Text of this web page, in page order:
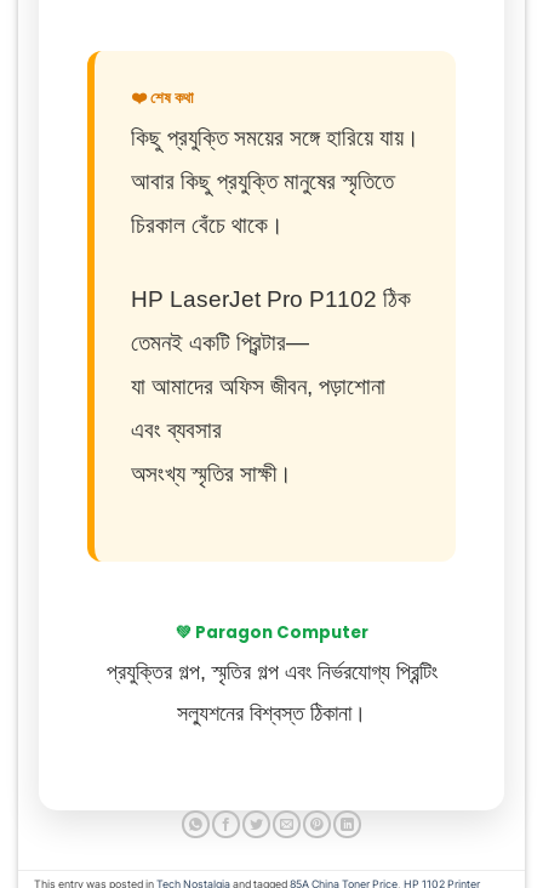
❤️ শেষ কথা
কিছু প্রযুক্তি সময়ের সঙ্গে হারিয়ে যায়।
আবার কিছু প্রযুক্তি মানুষের স্মৃতিতে
চিরকাল বেঁচে থাকে।
HP LaserJet Pro P1102 ঠিক
তেমনই একটি প্রিন্টার—
যা আমাদের অফিস জীবন, পড়াশোনা
এবং ব্যবসার
অসংখ্য স্মৃতির সাক্ষী।
💚 Paragon Computer
প্রযুক্তির গল্প, স্মৃতির গল্প এবং নির্ভরযোগ্য প্রিন্টিং
সল্যুশনের বিশ্বস্ত ঠিকানা।
This entry was posted inTech Nostalgiaand tagged85A China Toner Price,HP 1102 Printer